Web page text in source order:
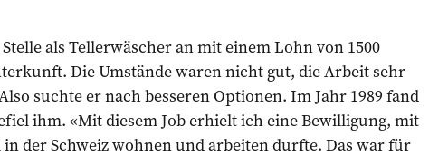
als Tellerwäscher an mit einem Lohn von 1500
Die Umstände waren nicht gut, die Arbeit sehr
suchte er nach besseren Optionen. Im Jahr 1989 fand
ihm. «Mit diesem Job erhielt ich eine Bewilligung, mit
der Schweiz wohnen und arbeiten durfte. Das war für